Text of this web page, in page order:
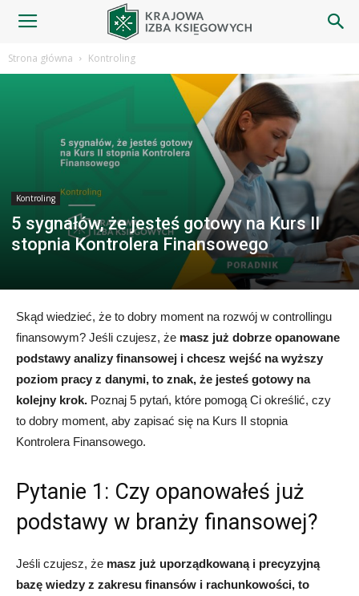
Blog
Izba
Księgowych
Strona główna Kontroling
Kontroling
5 sygnałów, że jesteś gotowy na Kurs II
stopnia Kontrolera Finansowego
Skąd wiedzieć, że to dobry moment na rozwój w controllingu
finansowym? Jeśli czujesz, że masz już dobrze opanowane
podstawy analizy finansowej i chcesz wejść na wyższy
poziom pracy z danymi, to znak, że jesteś gotowy na
kolejny krok. Poznaj 5 pytań, które pomogą Ci określić, czy
to dobry moment, aby zapisać się na Kurs II stopnia
Kontrolera Finansowego.
Pytanie 1: Czy opanowałeś już
podstawy w branży finansowej?
Jeśli czujesz, że masz już uporządkowaną i precyzyjną
bazę wiedzy z zakresu finansów i rachunkowości, to